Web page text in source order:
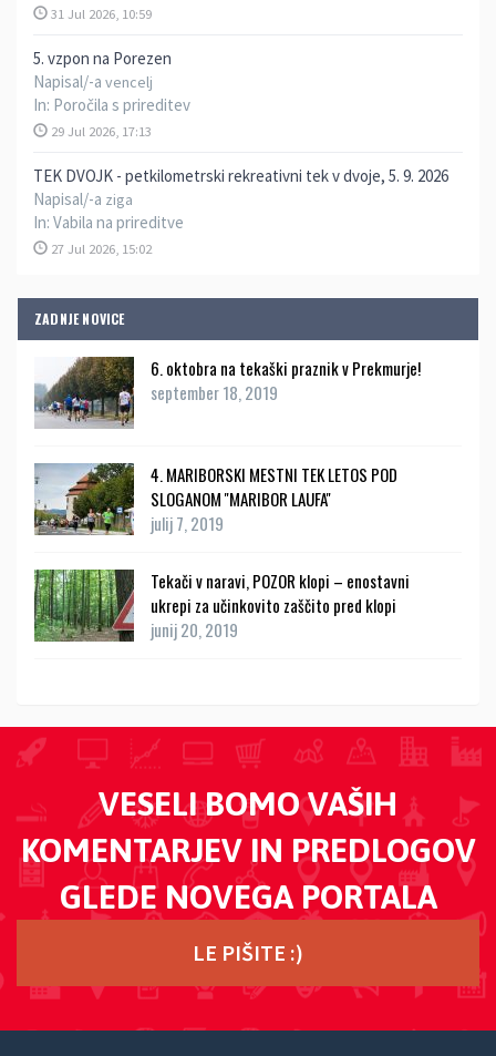
31 Jul 2026, 10:59
5. vzpon na Porezen
Napisal/-a vencelj
In: Poročila s prireditev
29 Jul 2026, 17:13
TEK DVOJK - petkilometrski rekreativni tek v dvoje, 5. 9. 2026
Napisal/-a ziga
In: Vabila na prireditve
27 Jul 2026, 15:02
ZADNJE NOVICE
6. oktobra na tekaški praznik v Prekmurje!
september 18, 2019
4. MARIBORSKI MESTNI TEK LETOS POD
SLOGANOM ''MARIBOR LAUFA''
julij 7, 2019
Tekači v naravi, POZOR klopi – enostavni
ukrepi za učinkovito zaščito pred klopi
junij 20, 2019
VESELI BOMO VAŠIH
KOMENTARJEV IN PREDLOGOV
GLEDE NOVEGA PORTALA
LE PIŠITE :)